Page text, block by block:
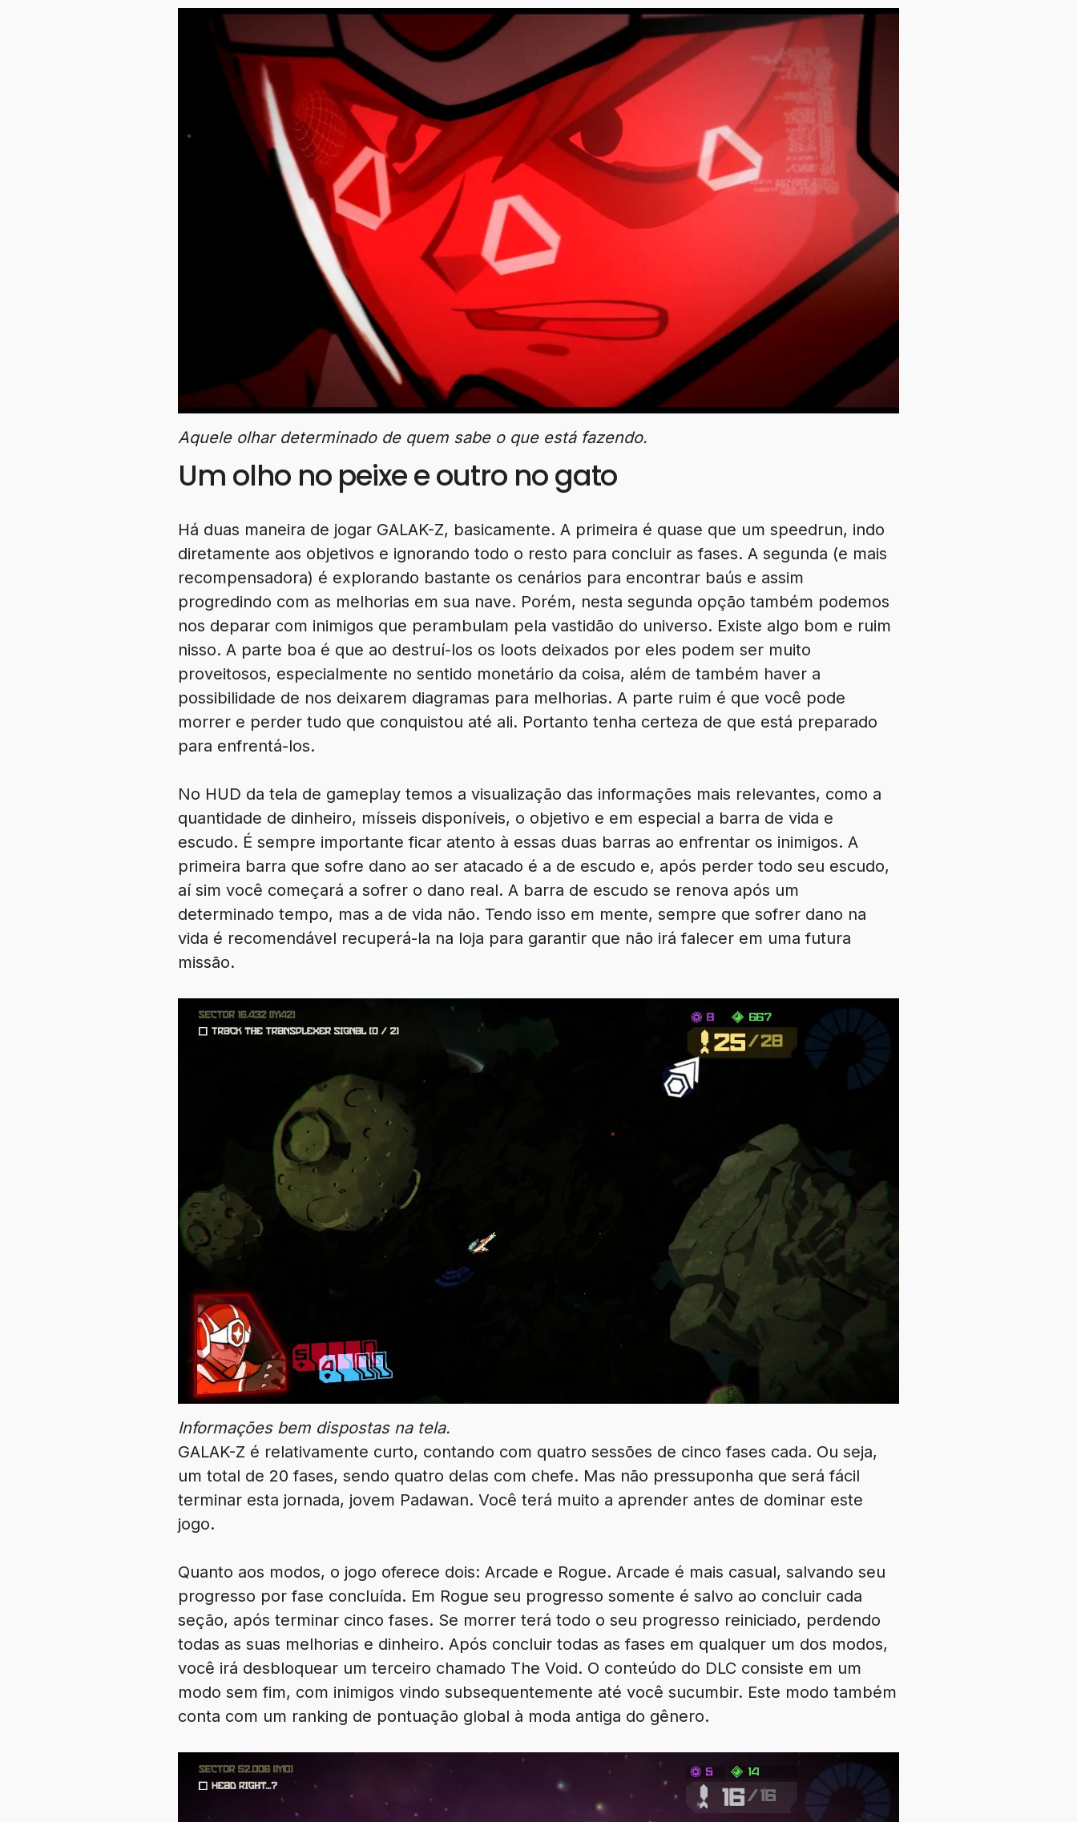
Aquele olhar determinado de quem sabe o que está fazendo.
Um olho no peixe e outro no gato
Há duas maneira de jogar GALAK-Z, basicamente. A primeira é quase que um speedrun, indo
diretamente aos objetivos e ignorando todo o resto para concluir as fases. A segunda (e mais
recompensadora) é explorando bastante os cenários para encontrar baús e assim
progredindo com as melhorias em sua nave. Porém, nesta segunda opção também podemos
nos deparar com inimigos que perambulam pela vastidão do universo. Existe algo bom e ruim
nisso. A parte boa é que ao destruí-los os loots deixados por eles podem ser muito
proveitosos, especialmente no sentido monetário da coisa, além de também haver a
possibilidade de nos deixarem diagramas para melhorias. A parte ruim é que você pode
morrer e perder tudo que conquistou até ali. Portanto tenha certeza de que está preparado
para enfrentá-los.
No HUD da tela de gameplay temos a visualização das informações mais relevantes, como a
quantidade de dinheiro, mísseis disponíveis, o objetivo e em especial a barra de vida e
escudo. É sempre importante ficar atento à essas duas barras ao enfrentar os inimigos. A
primeira barra que sofre dano ao ser atacado é a de escudo e, após perder todo seu escudo,
aí sim você começará a sofrer o dano real. A barra de escudo se renova após um
determinado tempo, mas a de vida não. Tendo isso em mente, sempre que sofrer dano na
vida é recomendável recuperá-la na loja para garantir que não irá falecer em uma futura
missão.
Informações bem dispostas na tela.
GALAK-Z é relativamente curto, contando com quatro sessões de cinco fases cada. Ou seja,
um total de 20 fases, sendo quatro delas com chefe. Mas não pressuponha que será fácil
terminar esta jornada, jovem Padawan. Você terá muito a aprender antes de dominar este
jogo.
Quanto aos modos, o jogo oferece dois: Arcade e Rogue. Arcade é mais casual, salvando seu
progresso por fase concluída. Em Rogue seu progresso somente é salvo ao concluir cada
seção, após terminar cinco fases. Se morrer terá todo o seu progresso reiniciado, perdendo
todas as suas melhorias e dinheiro. Após concluir todas as fases em qualquer um dos modos,
você irá desbloquear um terceiro chamado The Void. O conteúdo do DLC consiste em um
modo sem fim, com inimigos vindo subsequentemente até você sucumbir. Este modo também
conta com um ranking de pontuação global à moda antiga do gênero.